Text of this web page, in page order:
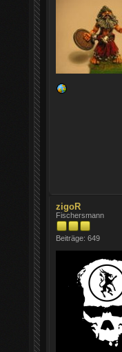
zigoR
Fischersmann
Beiträge: 649